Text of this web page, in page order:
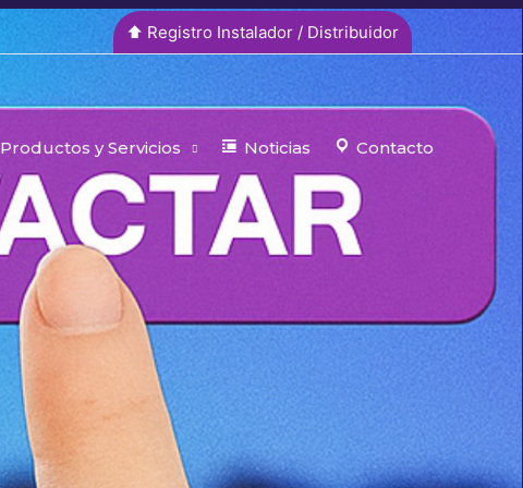
⬆︎ Registro Instalador / Distribuidor
Productos y Servicios Noticias Contacto